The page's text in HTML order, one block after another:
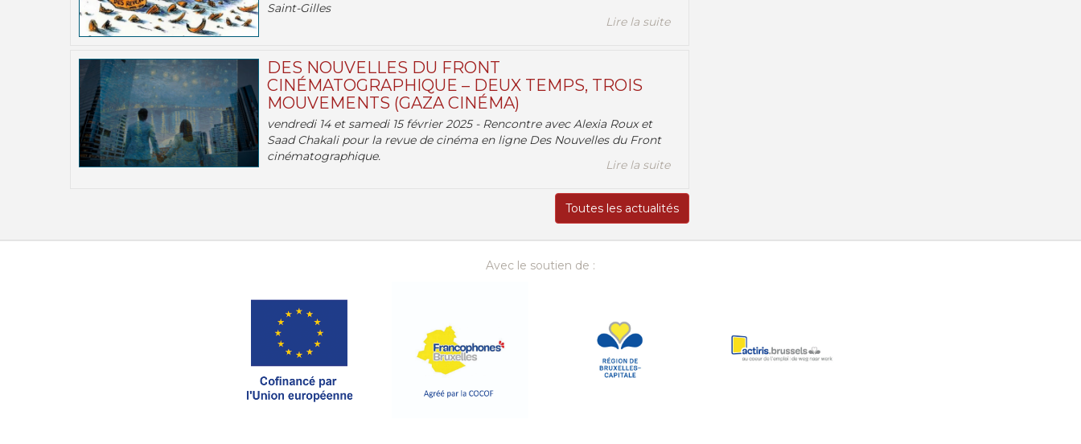
Saint-Gilles
Lire la suite
DES NOUVELLES DU FRONT
CINÉMATOGRAPHIQUE – DEUX TEMPS, TROIS
MOUVEMENTS (GAZA CINÉMA)
vendredi 14 et samedi 15 février 2025 - Rencontre avec Alexia Roux et
Saad Chakali pour la revue de cinéma en ligne Des Nouvelles du Front
cinématographique.
Lire la suite
Toutes les actualités
Avec le soutien de :